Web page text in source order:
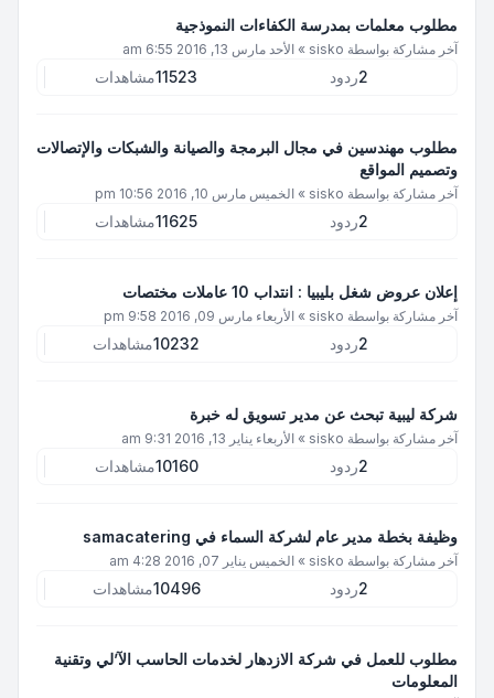
مطلوب معلمات بمدرسة الكفاءات النموذجية
آخر مشاركة بواسطة sisko
» الأحد مارس 13, 2016 6:55 am
2ردود 11523مشاهدات
مطلوب مهندسين في مجال البرمجة والصيانة والشبكات والإتصالات
وتصميم المواقع
آخر مشاركة بواسطة sisko
» الخميس مارس 10, 2016 10:56 pm
2ردود 11625مشاهدات
إعلان عروض شغل بليبيا : انتداب 10 عاملات مختصات
آخر مشاركة بواسطة sisko
» الأربعاء مارس 09, 2016 9:58 pm
2ردود 10232مشاهدات
شركة ليبية تبحث عن مدير تسويق له خبرة
آخر مشاركة بواسطة sisko
» الأربعاء يناير 13, 2016 9:31 am
2ردود 10160مشاهدات
وظيفة بخطة مدير عام لشركة السماء في samacatering
آخر مشاركة بواسطة sisko
» الخميس يناير 07, 2016 4:28 am
2ردود 10496مشاهدات
مطلوب للعمل في شركة الازدهار لخدمات الحاسب الآ’لي وتقنية
المعلومات